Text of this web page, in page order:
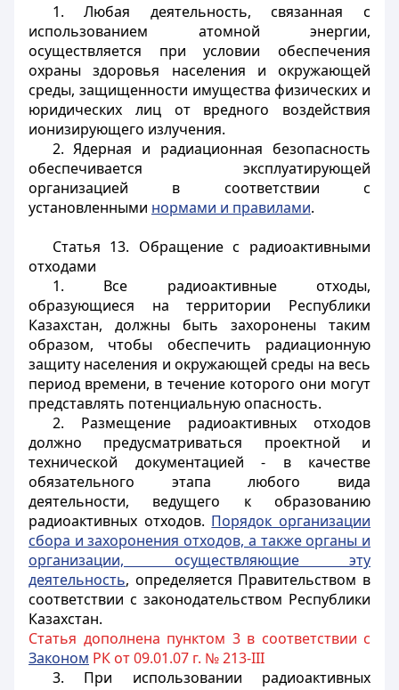
1. Любая деятельность, связанная с
использованием атомной энергии,
осуществляется при условии обеспечения
охраны здоровья населения и окружающей
среды, защищенности имущества физических и
юридических лиц от вредного воздействия
ионизирующего излучения.
2. Ядерная и радиационная безопасность
обеспечивается эксплуатирующей
организацией в соответствии с
установленными нормами и правилами.
Статья 13. Обращение с радиоактивными
отходами
1. Все радиоактивные отходы,
образующиеся на территории Республики
Казахстан, должны быть захоронены таким
образом, чтобы обеспечить радиационную
защиту населения и окружающей среды на весь
период времени, в течение которого они могут
представлять потенциальную опасность.
2. Размещение радиоактивных отходов
должно предусматриваться проектной и
технической документацией - в качестве
обязательного этапа любого вида
деятельности, ведущего к образованию
радиоактивных отходов. Порядок организации
сбора и захоронения отходов, а также органы и
организации, осуществляющие эту
деятельность, определяется Правительством в
соответствии с законодательством Республики
Казахстан.
Статья дополнена пунктом 3 в соответствии с
Законом РК от 09.01.07 г. № 213-III
3. При использовании радиоактивных